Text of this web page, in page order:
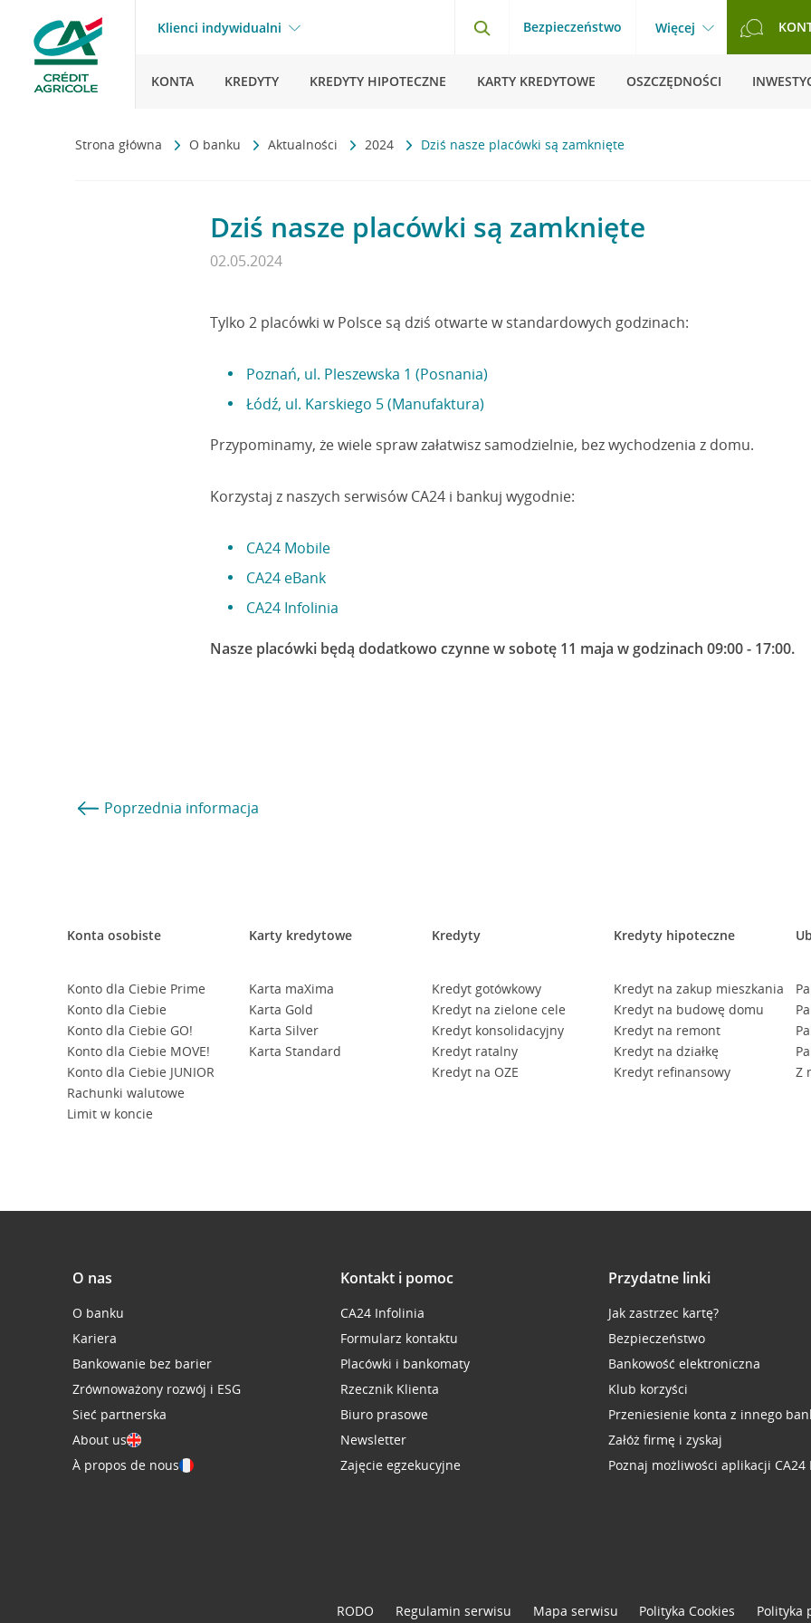
Klienci indywidualni Bezpieczeństwo Więcej
KONTA KREDYTY KREDYTY HIPOTECZNE KARTY KREDYTOWE OSZCZĘDNOŚCI
Strona główna O banku Aktualności 2024 Dziś nasze placówki są zamknięte
Dziś nasze placówki są zamknięte
02.05.2024
Tylko 2 placówki w Polsce są dziś otwarte w standardowych godzinach:
Poznań, ul. Pleszewska 1 (Posnania)
Łódź, ul. Karskiego 5 (Manufaktura)
Przypominamy, że wiele spraw załatwisz samodzielnie, bez wychodzenia z domu.
Korzystaj z naszych serwisów CA24 i bankuj wygodnie:
CA24 Mobile
CA24 eBank
CA24 Infolinia
Nasze placówki będą dodatkowo czynne w sobotę 11 maja w godzinach 09:00 - 17:00.
Poprzednia informacja
Konta osobiste
Konto dla Ciebie Prime
Konto dla Ciebie
Konto dla Ciebie GO!
Konto dla Ciebie MOVE!
Konto dla Ciebie JUNIOR
Rachunki walutowe
Limit w koncie
Karty kredytowe
Karta maXima
Karta Gold
Karta Silver
Karta Standard
Kredyty
Kredyt gotówkowy
Kredyt na zielone cele
Kredyt konsolidacyjny
Kredyt ratalny
Kredyt na OZE
Kredyty hipoteczne
Kredyt na zakup mieszkania
Kredyt na budowę domu
Kredyt na remont
Kredyt na działkę
Kredyt refinansowy
Z
O nas
O banku
Kariera
Bankowanie bez barier
Zrównoważony rozwój i ESG
Sieć partnerska
About us
À propos de nous
Kontakt i pomoc
CA24 Infolinia
Formularz kontaktu
Placówki i bankomaty
Rzecznik Klienta
Biuro prasowe
Newsletter
Zajęcie egzekucyjne
Przydatne linki
Jak zastrzec kartę?
Bezpieczeństwo
Bankowość elektroniczna
Klub korzyści
Przeniesienie konta z innego
Załóż firmę i zyskaj
Poznaj możliwości aplikacji
RODO Regulamin serwisu Mapa serwisu Polityka Cookies Polityka